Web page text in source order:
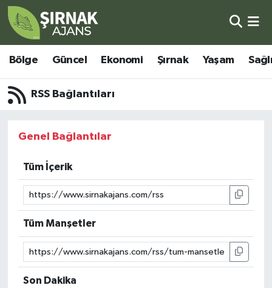
Bölge Güncel Ekonomi Şırnak Yaşam
RSS Bağlantıları
Genel Bağlantılar
Tüm İçerik
Tüm Manşetler
Son Dakika
Bölge
Güncel
Şırnak
Yaşam
Sağlık
Kültür - Sanat
Şırnak Nöbetçi Eczaneler
Şırnak Hava Durumu
Şırnak Trafik Yoğunluk Haritası
Süper Lig Puan Durumu ve Fikstür
Tüm Manşetler
Son Dakika Haberleri
Haber Arşivi